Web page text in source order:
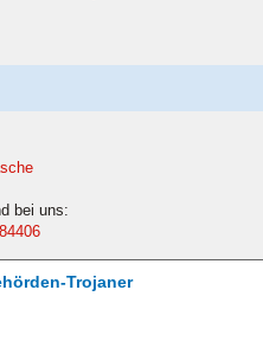
bei uns:
Trojaner